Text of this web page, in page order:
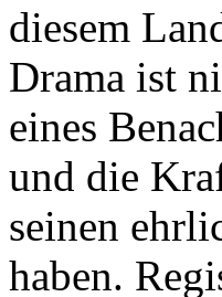
diesem
Drama ist
eines
und die
seinen
haben.